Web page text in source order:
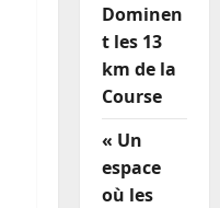
Dominen
t les 13
km de la
Course
« Un
espace
où les